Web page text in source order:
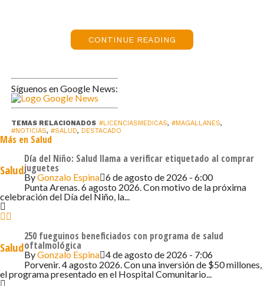
dejó en evidencia fallas en el proceso de entrega,
El texto que deberá ser estudiado por los senadores Iván
Flores (presidente) y sus pares Ximena Ordenes,
Francisco Chahuán, Sergio Gahona y Juan Luis Castro, y
luego por la instancia de Hacienda conformada por la
senadora Ximena Rincón (presidenta) y sus colegas José
Miguel Insulza, Javier Macaya, Ricardo Lagos y Rodrigo
Galilea, presenta las siguientes claves:
Mejorar la eficiencia en la asignación de recursos
garantizando un sistema que fortalezca la protección de
los trabajadores así como la sostenibilidad del sistema.
CONTINUE READING
Síguenos en Google News:
TEMAS RELACIONADOS #LICENCIASMEDICAS, #MAGALLANES,
#NOTICIAS, #SALUD, DESTACADO
Más en Salud
Salud
Día del Niño: Salud llama a verificar etiquetado al comprar
juguetes
ByGonzalo Espina 6 de agosto de 2026 - 6:00
Punta Arenas. 6 agosto 2026. Con motivo de la próxima
celebración del Día del Niño, la...
Salud
250 fueguinos beneficiados con programa de salud
oftalmológica
ByGonzalo Espina 4 de agosto de 2026 - 7:06
Porvenir. 4 agosto 2026. Con una inversión de $50 millones,
el programa presentado en el Hospital Comunitario...